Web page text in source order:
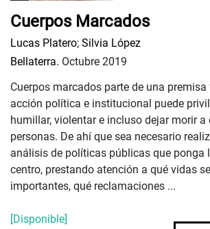
Cuerpos Marcados
Lucas Platero; Silvia López
Bellaterra. Octubre 2019
Cuerpos marcados parte de una
acción política e institucional puede
humillar, violentar e incluso dejar morir a
personas. De ahí que sea necesario
análisis de políticas públicas que ponga
centro, prestando atención a qué vidas
importantes, qué reclamaciones ...
[Disponible]